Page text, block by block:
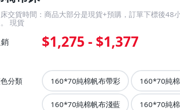
交貨時間：商品大部分是現貨+預購，訂單下標後48
現貨
$1,275 - $1,377
分類 160*70純棉帆布帶彩 160*70純
160*70純棉帆布淺藍 160*70純